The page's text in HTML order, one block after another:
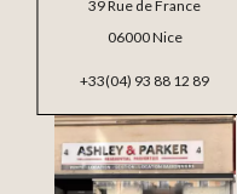
39 Rue de France
06000 Nice
+33(04) 93 88 12 89